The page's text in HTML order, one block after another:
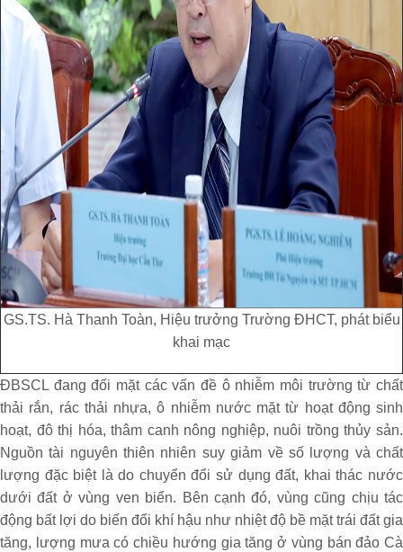
GS.TS. Hà Thanh Toàn, Hiệu trưởng Trường ĐHCT, phát biểu
khai mạc
ĐBSCL đang đối mặt các vấn đề ô nhiễm môi trường từ chất
thải rắn, rác thải nhựa, ô nhiễm nước mặt từ hoạt động sinh
hoạt, đô thị hóa, thâm canh nông nghiệp, nuôi trồng thủy sản.
Nguồn tài nguyên thiên nhiên suy giảm về số lượng và chất
lượng đặc biệt là do chuyển đổi sử dụng đất, khai thác nước
dưới đất ở vùng ven biển. Bên cạnh đó, vùng cũng chịu tác
động bất lợi do biến đổi khí hậu như nhiệt độ bề mặt trái đất gia
tăng, lượng mưa có chiều hướng gia tăng ở vùng bán đảo Cà